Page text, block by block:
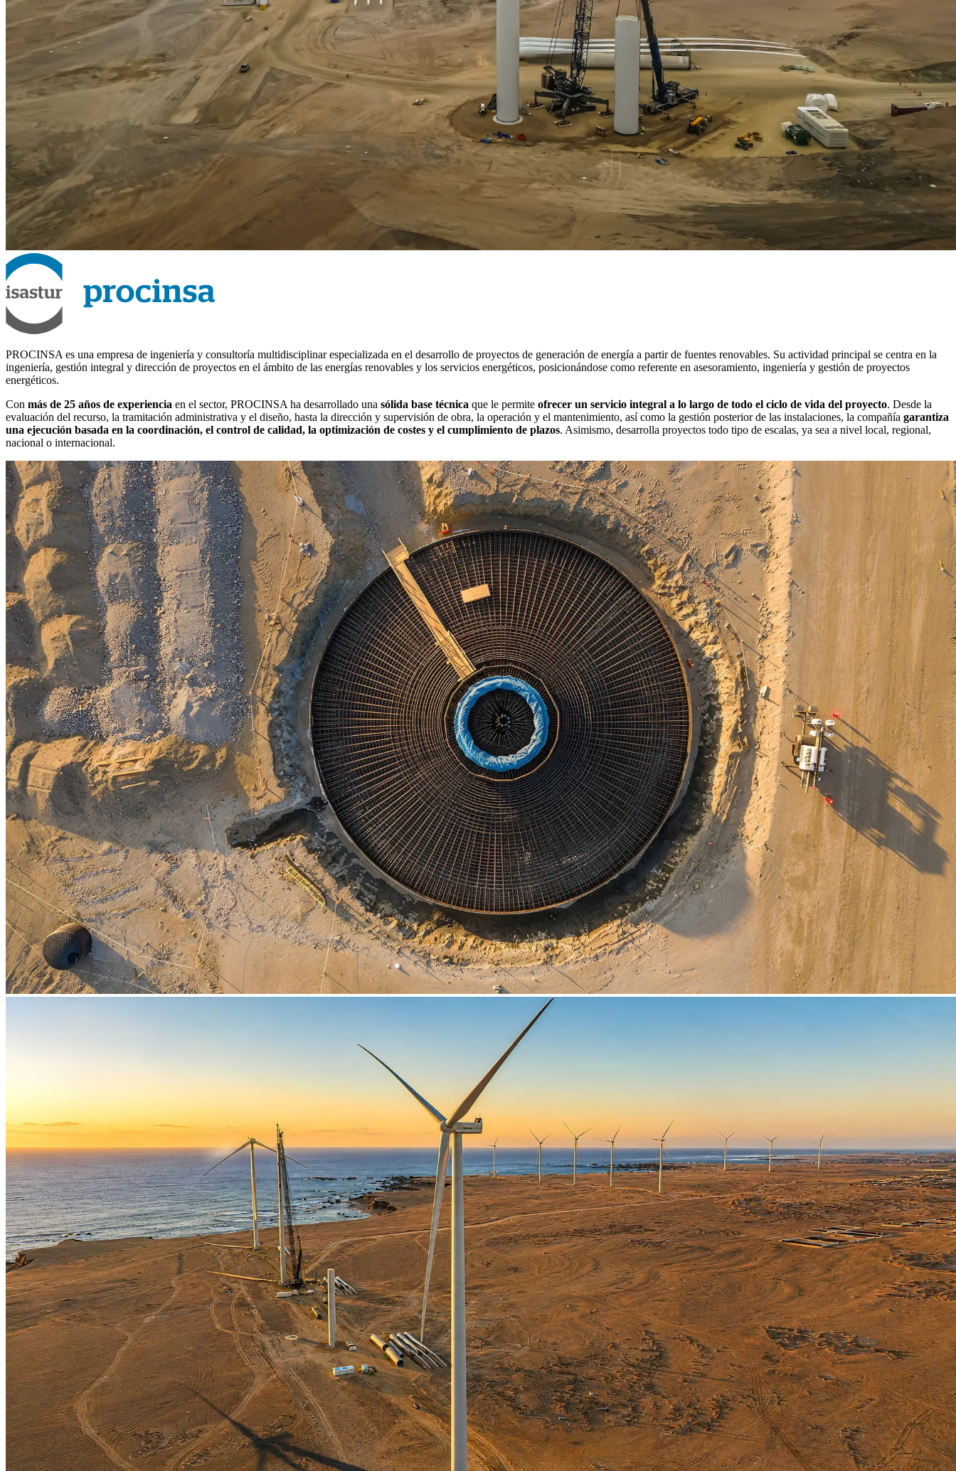
PROCINSA es una empresa de ingeniería y consultoría multidisciplinar especializada en el desarrollo de proyectos de generación de energía a partir de fuentes renovables. Su actividad principal se centra en la
ingeniería, gestión integral y dirección de proyectos en el ámbito de las energías renovables y los servicios energéticos, posicionándose como referente en asesoramiento, ingeniería y gestión de proyectos
energéticos.
Con más de 25 años de experiencia en el sector, PROCINSA ha desarrollado una sólida base técnica que le permite ofrecer un servicio integral a lo largo de todo el ciclo de vida del proyecto. Desde la
evaluación del recurso, la tramitación administrativa y el diseño, hasta la dirección y supervisión de obra, la operación y el mantenimiento, así como la gestión posterior de las instalaciones, la compañía garantiza
una ejecución basada en la coordinación, el control de calidad, la optimización de costes y el cumplimiento de plazos. Asimismo, desarrolla proyectos todo tipo de escalas, ya sea a nivel local, regional,
nacional o internacional.